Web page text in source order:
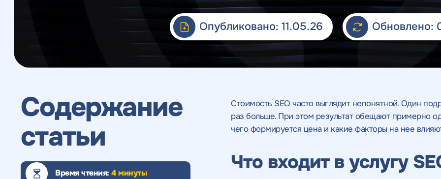
Опубликовано: 11.05.26 Обновлено:
Содержание
статьи
Время чтения:4 минуты
Стоимость SEO часто выглядит непонятной. Один
раз больше. При этом результат обещают примерно
чего формируется цена и какие факторы на нее
Что входит в услугу